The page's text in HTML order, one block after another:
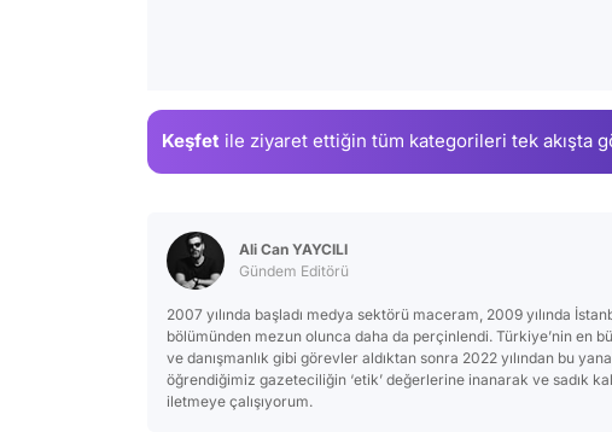
Keşfet ile ziyaret ettiğin tüm kategorileri tek akışta
Ali Can YAYCILI
Gündem Editörü
2007 yılında başladı medya sektörü maceram, 2009 yılında
bölümünden mezun olunca daha da perçinlendi. Türkiye’nin en
ve danışmanlık gibi görevler aldıktan sonra 2022 yılından bu
öğrendiğimiz gazeteciliğin ‘etik’ değerlerine inanarak ve sadık
iletmeye çalışıyorum.